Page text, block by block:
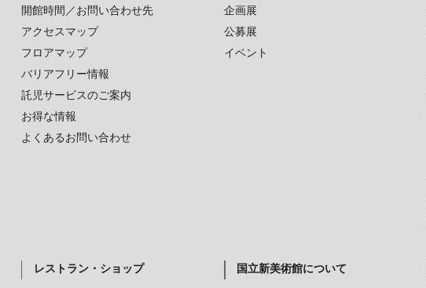
開館時間／お問い合わせ先
アクセスマップ
フロアマップ
バリアフリー情報
託児サービスのご案内
お得な情報
よくあるお問い合わせ
企画展
公募展
イベント
レストラン・ショップ 国立新美術館について